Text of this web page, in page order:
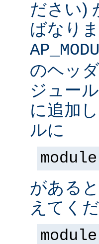
ださい)
ばなり
のヘッ
ジュー
に追加
ルに
がある
えてく
module